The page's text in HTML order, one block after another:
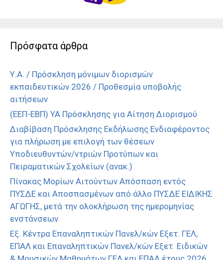
Πρόσφατα άρθρα
Υ.Α. / Πρόσκληση μόνιμων διορισμών
εκπαιδευτικών 2026 / Προθεσμία υποβολής
αιτήσεων
(ΕΕΠ-ΕΒΠ) ΥΑ Πρόσκλησης για Αίτηση Διορισμού
Διαβίβαση Πρόσκλησης Εκδήλωσης Ενδιαφέροντος
για πλήρωση με επιλογή των θέσεων
Υποδιευθυντών/ντριών Προτύπων και
Πειραματικών Σχολείων (ανακ.)
Πίνακας Μορίων Αιτούντων Απόσπαση εντός
ΠΥΣΔΕ και Αποσπασμένων από άλλο ΠΥΣΔΕ ΕΙΔΙΚΗΣ
ΑΓΩΓΗΣ, μετά την ολοκλήρωση της ημερομηνίας
ενστάνσεων
Εξ. Κέντρα Επαναληπτικών Πανελ/κών Εξετ. ΓΕΛ,
ΕΠΑΛ και Επαναληπτικών Πανελ/κών Εξετ. Ειδικών